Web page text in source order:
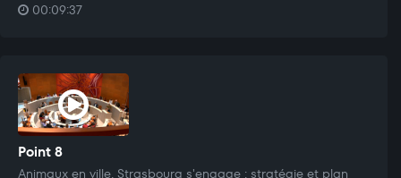
00:09:37
Point 8
Animaux en ville, Strasbourg s'engage : stratégie et plan